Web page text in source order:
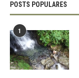
POSTS POPULARES
1